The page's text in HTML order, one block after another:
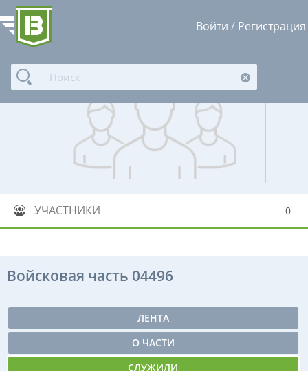
Войти / Регистрация
УЧАСТНИКИ 0
Войсковая часть 04496
ЛЕНТА
О ЧАСТИ
СЛУЖИЛИ